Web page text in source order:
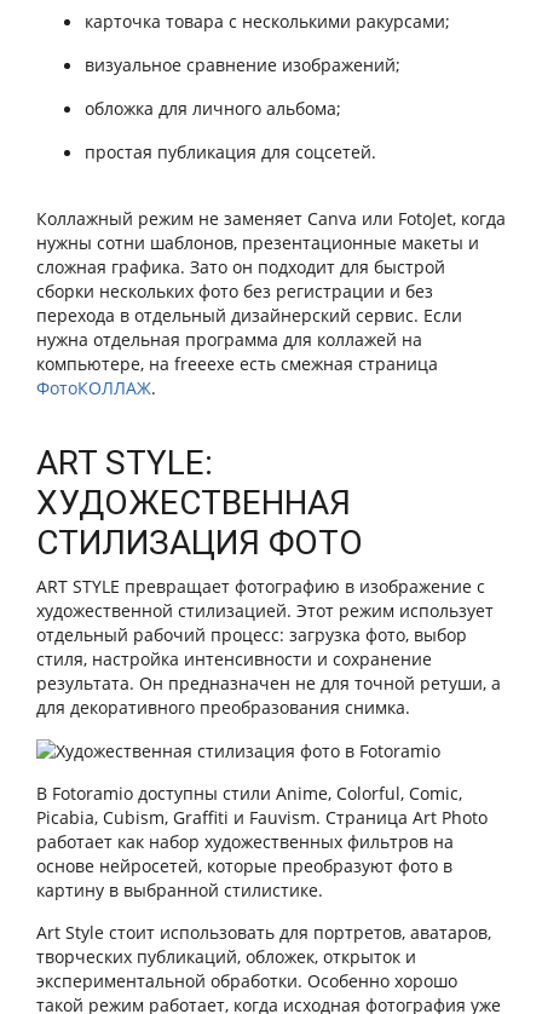
карточка товара с несколькими ракурсами;
визуальное сравнение изображений;
обложка для личного альбома;
простая публикация для соцсетей.
Коллажный режим не заменяет Canva или FotoJet, когда
нужны сотни шаблонов, презентационные макеты и
сложная графика. Зато он подходит для быстрой
сборки нескольких фото без регистрации и без
перехода в отдельный дизайнерский сервис. Если
нужна отдельная программа для коллажей на
компьютере, на freeexe есть смежная страница
ФотоКОЛЛАЖ.
ART STYLE:
ХУДОЖЕСТВЕННАЯ
СТИЛИЗАЦИЯ ФОТО
ART STYLE превращает фотографию в изображение с
художественной стилизацией. Этот режим использует
отдельный рабочий процесс: загрузка фото, выбор
стиля, настройка интенсивности и сохранение
результата. Он предназначен не для точной ретуши, а
для декоративного преобразования снимка.
В Fotoramio доступны стили Anime, Colorful, Comic,
Picabia, Cubism, Graffiti и Fauvism. Страница Art Photo
работает как набор художественных фильтров на
основе нейросетей, которые преобразуют фото в
картину в выбранной стилистике.
Art Style стоит использовать для портретов, аватаров,
творческих публикаций, обложек, открыток и
экспериментальной обработки. Особенно хорошо
такой режим работает, когда исходная фотография уже